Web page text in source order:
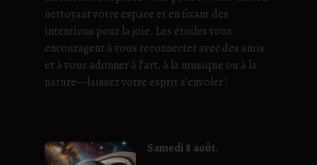
nettoyant votre espace et en fixant des
intentions pour la joie. Les étoiles vous
encouragent à vous reconnecter avec des amis
et à vous adonner à l’art, à la musique ou à la
nature—laissez votre esprit s’envoler !
Samedi 8 août.